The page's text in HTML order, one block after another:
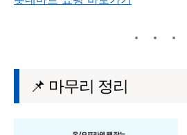
📌 마무리 정리